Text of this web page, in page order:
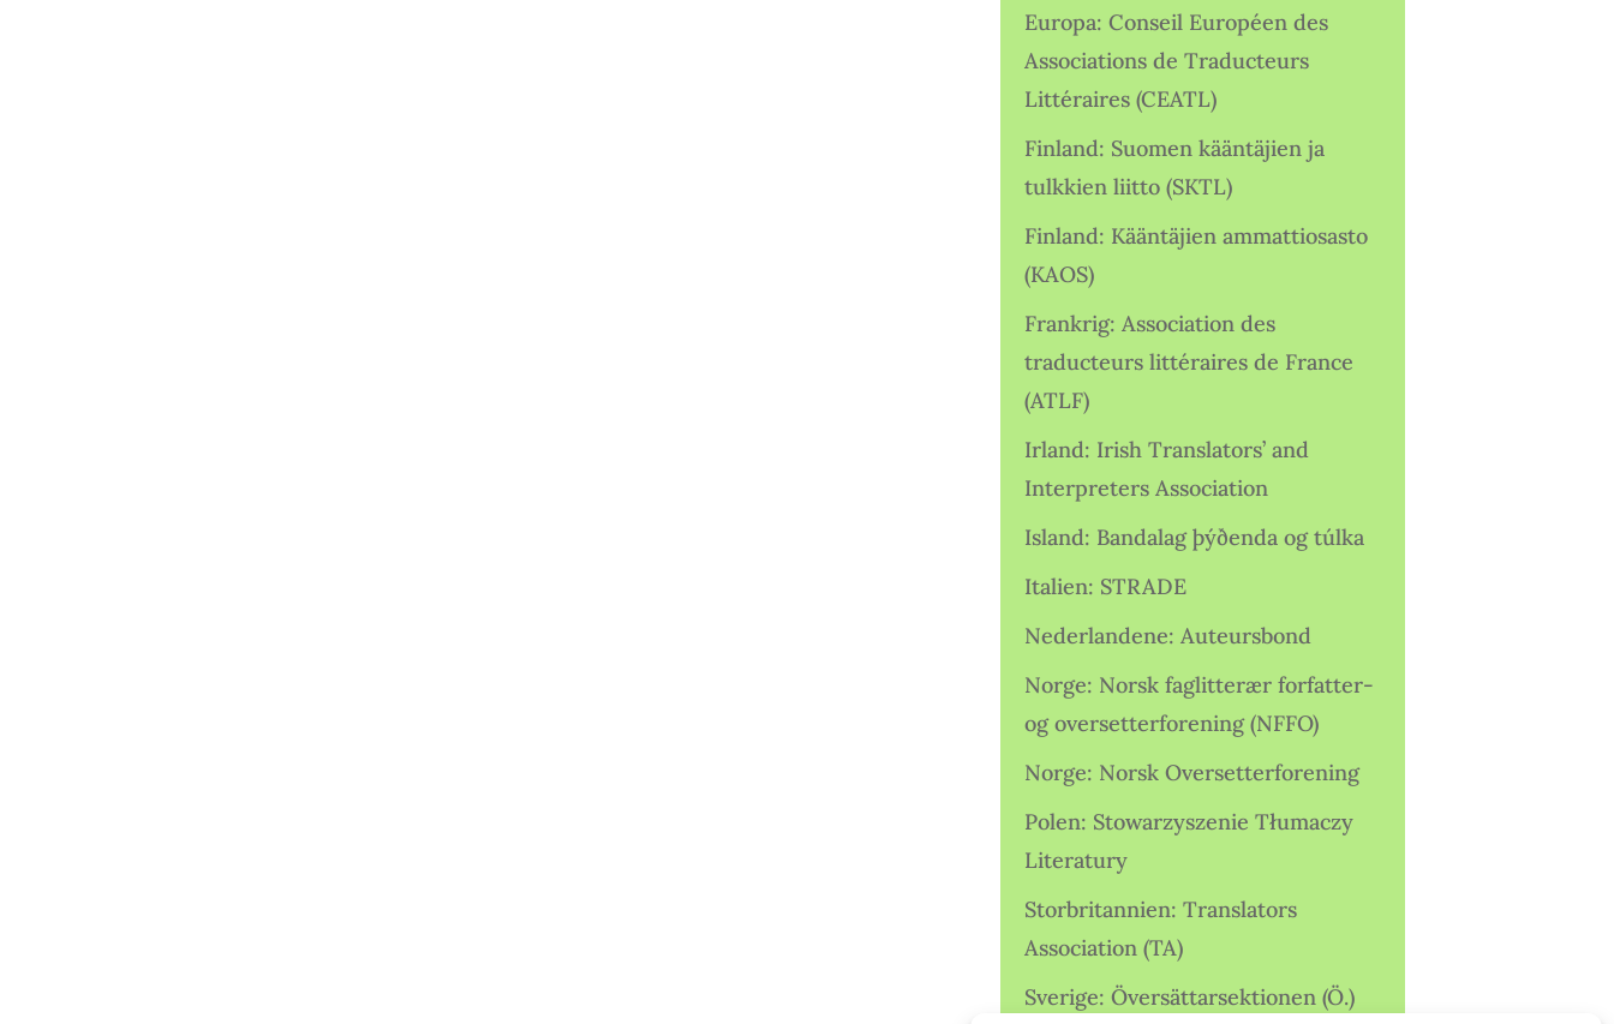
Europa: Conseil Européen des
Associations de Traducteurs
Littéraires (CEATL)
Finland: Suomen kääntäjien ja
tulkkien liitto (SKTL)
Finland: Kääntäjien ammattiosasto
(KAOS)
Frankrig: Association des
traducteurs littéraires de France
(ATLF)
Irland: Irish Translators’ and
Interpreters Association
Island: Bandalag þýðenda og túlka
Italien: STRADE
Nederlandene: Auteursbond
Norge: Norsk faglitterær forfatter-
og oversetterforening (NFFO)
Norge: Norsk Oversetterforening
Polen: Stowarzyszenie Tłumaczy
Literatury
Storbritannien: Translators
Association (TA)
Sverige: Översättarsektionen (Ö.)